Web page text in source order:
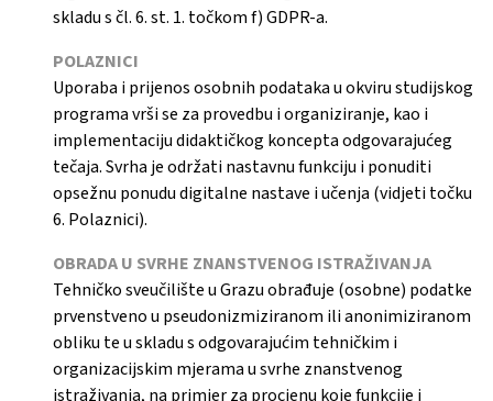
skladu s čl. 6. st. 1. točkom f) GDPR-a.
POLAZNICI
Uporaba i prijenos osobnih podataka u okviru studijskog
programa vrši se za provedbu i organiziranje, kao i
implementaciju didaktičkog koncepta odgovarajućeg
tečaja. Svrha je održati nastavnu funkciju i ponuditi
opsežnu ponudu digitalne nastave i učenja (vidjeti točku
6. Polaznici).
OBRADA U SVRHE ZNANSTVENOG ISTRAŽIVANJA
Tehničko sveučilište u Grazu obrađuje (osobne) podatke
prvenstveno u pseudonizmiziranom ili anonimiziranom
obliku te u skladu s odgovarajućim tehničkim i
organizacijskim mjerama u svrhe znanstvenog
istraživanja, na primjer za procjenu koje funkcije i